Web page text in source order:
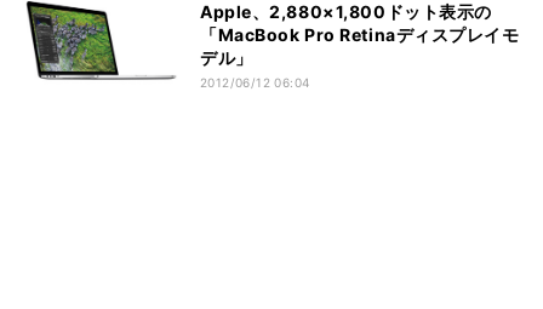
Apple、2,880×1,800ドット表示の
「MacBook Pro Retinaディスプレイモ
デル」
2012/06/12 06:04